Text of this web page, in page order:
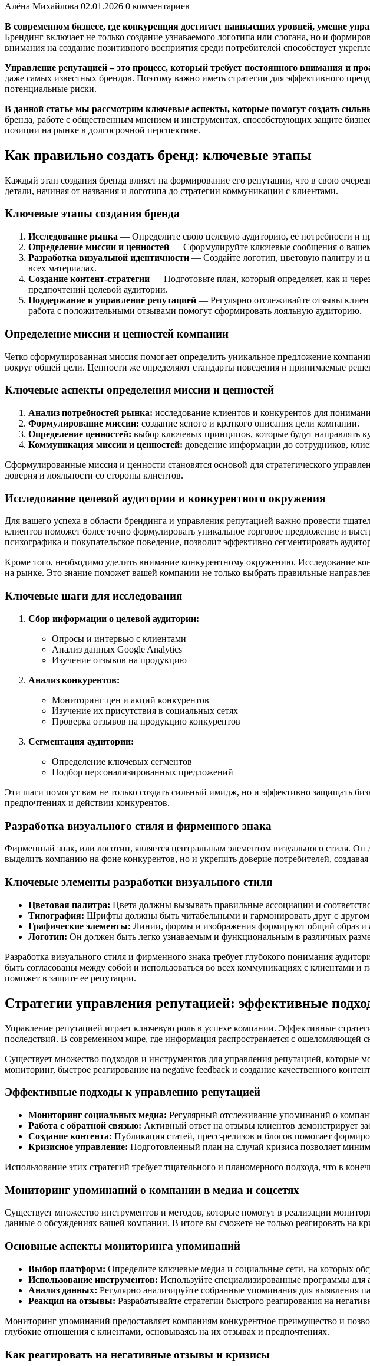
Алёна Михайлова 02.01.2026 0 комментариев
В современном бизнесе, где конкуренция достигает наивысших уровней, умение
Брендинг включает не только создание узнаваемого логотипа или слогана, но и
внимания на создание позитивного восприятия среди потребителей способствует
Управление репутацией – это процесс, который требует постоянного внимания и
даже самых известных брендов. Поэтому важно иметь стратегии для эффективного
потенциальные риски.
В данной статье мы рассмотрим ключевые аспекты, которые помогут создать
бренда, работе с общественным мнением и инструментах, способствующих защите
позиции на рынке в долгосрочной перспективе.
Как правильно создать бренд: ключевые этапы
Каждый этап создания бренда влияет на формирование его репутации, что в свою
детали, начиная от названия и логотипа до стратегии коммуникации с клиентами.
Ключевые этапы создания бренда
Исследование рынка — Определите свою целевую аудиторию, её потребности и
Определение миссии и ценностей — Сформулируйте ключевые сообщения о
Разработка визуальной идентичности — Создайте логотип, цветовую палитру и
всех материалах.
Создание контент-стратегии — Подготовьте план, который определяет, как и
предпочтений целевой аудитории.
Поддержание и управление репутацией — Регулярно отслеживайте отзывы
работа с положительными отзывами помогут сформировать лояльную аудиторию.
Определение миссии и ценностей компании
Четко сформулированная миссия помогает определить уникальное предложение
вокруг общей цели. Ценности же определяют стандарты поведения и принимаемые
Ключевые аспекты определения миссии и ценностей
Анализ потребностей рынка: исследование клиентов и конкурентов для
Формулирование миссии: создание ясного и краткого описания цели компании.
Определение ценностей: выбор ключевых принципов, которые будут направлять
Коммуникация миссии и ценностей: доведение информации до сотрудников,
Сформулированные миссия и ценности становятся основой для стратегического
доверия и лояльности со стороны клиентов.
Исследование целевой аудитории и конкурентного окружения
Для вашего успеха в области брендинга и управления репутацией важно провести
клиентов поможет более точно формулировать уникальное торговое предложение и
психографика и покупательское поведение, позволит эффективно сегментировать
Кроме того, необходимо уделить внимание конкурентному окружению. Исследование
на рынке. Это знание поможет вашей компании не только выбрать правильные
Ключевые шаги для исследования
Сбор информации о целевой аудитории:
Опросы и интервью с клиентами
Анализ данных Google Analytics
Изучение отзывов на продукцию
Анализ конкурентов:
Мониторинг цен и акций конкурентов
Изучение их присутствия в социальных сетях
Проверка отзывов на продукцию конкурентов
Сегментация аудитории:
Определение ключевых сегментов
Подбор персонализированных предложений
Эти шаги помогут вам не только создать сильный имидж, но и эффективно защищать
предпочтениях и действии конкурентов.
Разработка визуального стиля и фирменного знака
Фирменный знак, или логотип, является центральным элементом визуального стиля.
выделить компанию на фоне конкурентов, но и укрепить доверие потребителей,
Ключевые элементы разработки визуального стиля
Цветовая палитра: Цвета должны вызывать правильные ассоциации и
Типография: Шрифты должны быть читабельными и гармонировать друг с
Графические элементы: Линии, формы и изображения формируют общий образ и
Логотип: Он должен быть легко узнаваемым и функциональным в различных
Разработка визуального стиля и фирменного знака требует глубокого понимания
быть согласованы между собой и использоваться во всех коммуникациях с клиентами
поможет в защите ее репутации.
Стратегии управления репутацией: эффективные
Управление репутацией играет ключевую роль в успехе компании. Эффективные
последствий. В современном мире, где информация распространяется с ошеломляющей
Существует множество подходов и инструментов для управления репутацией, которые
мониторинг, быстрое реагирование на negative feedback и создание качественного
Эффективные подходы к управлению репутацией
Мониторинг социальных медиа: Регулярный отслеживание упоминаний о
Работа с обратной связью: Активный ответ на отзывы клиентов демонстрирует
Создание контента: Публикация статей, пресс-релизов и блогов помогает
Кризисное управление: Подготовленный план на случай кризиса позволяет
Использование этих стратегий требует тщательного и планомерного подхода, что в
Мониторинг упоминаний о компании в медиа и соцсетях
Существует множество инструментов и методов, которые помогут в реализации
данные о обсуждениях вашей компании. В итоге вы сможете не только реагировать на
Основные аспекты мониторинга упоминаний
Выбор платформ: Определите ключевые медиа и социальные сети, на которых
Использование инструментов: Используйте специализированные программы для
Анализ данных: Регулярно анализируйте собранные упоминания для выявления
Реакция на отзывы: Разрабатывайте стратегии быстрого реагирования на
Мониторинг упоминаний предоставляет компаниям конкурентное преимущество и
глубокие отношения с клиентами, основываясь на их отзывах и предпочтениях.
Как реагировать на негативные отзывы и кризисы